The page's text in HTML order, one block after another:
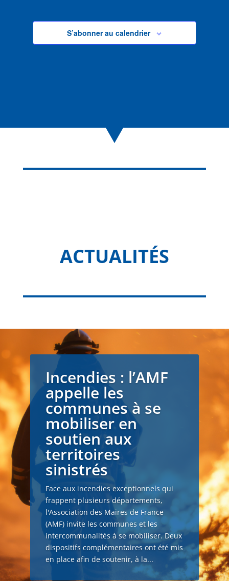
S’abonner au calendrier
ACTUALITÉS
Incendies : l’AMF
appelle les
communes à se
mobiliser en
soutien aux
territoires
sinistrés
Face aux incendies exceptionnels qui
frappent plusieurs départements,
l'Association des Maires de France
(AMF) invite les communes et les
intercommunalités à se mobiliser. Deux
dispositifs complémentaires ont été mis
en place afin de soutenir, à la...